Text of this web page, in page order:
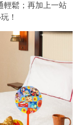
輕鬆；再加上一站
！